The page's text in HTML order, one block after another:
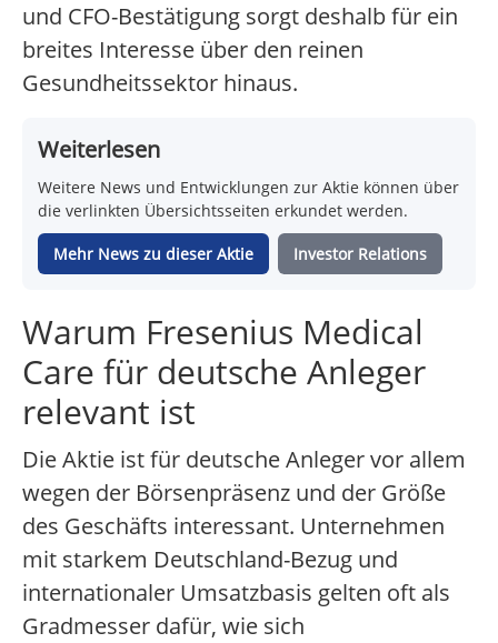
und CFO-Bestätigung sorgt deshalb für ein
breites Interesse über den reinen
Gesundheitssektor hinaus.
Weiterlesen
Weitere News und Entwicklungen zur Aktie können über
die verlinkten Übersichtsseiten erkundet werden.
Mehr News zu dieser Aktie Investor Relations
Warum Fresenius Medical
Care für deutsche Anleger
relevant ist
Die Aktie ist für deutsche Anleger vor allem
wegen der Börsenpräsenz und der Größe
des Geschäfts interessant. Unternehmen
mit starkem Deutschland-Bezug und
internationaler Umsatzbasis gelten oft als
Gradmesser dafür, wie sich